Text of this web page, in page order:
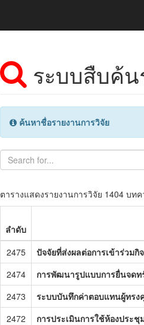
ระบบสืบค้น
ค้นหาชื่อรายงานการวิจัย
ตารางแสดงรายงานการวิจัย 1404 บท
ลำดับ
2475
ปัจจัยที่ส่งผลต่อการเข้าร่วม
2474
การพัฒนารูปแบบการยื่นจด
2473
ระบบบันทึกค่าตอบแทนผู้ทร
2472
การประเมินการใช้ห้องประ